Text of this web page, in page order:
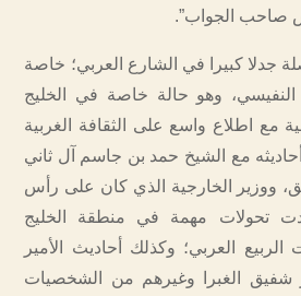
صاحب الجواب”.
جدلا كبيرا في الشارع العربي؛ خاصة
النفيسي، وهو حالة خاصة في الخليج
مع اطلاع واسع على الثقافة الغربية
مع الشيخ حمد بن جاسم آل ثاني
ووزير الخارجية الذي كان على رأس
تحولات مهمة في منطقة الخليج
الربيع العربي؛ وكذلك أحاديث الأمير
شفيق الغبرا وغيرهم من الشخصيات